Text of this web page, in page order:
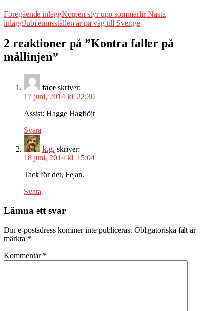
Föregående inläggKorpen styr upp sommarlir!Nästa
inläggJubileumsställen är på väg till Sverige
2 reaktioner på ”Kontra faller på
mållinjen”
face skriver:
17 juni, 2014 kl. 22:30
Assist: Hagge Hagflöjt
Svara
k.g. skriver:
18 juni, 2014 kl. 15:04
Tack för det, Fejan.
Svara
Lämna ett svar
Din e-postadress kommer inte publiceras. Obligatoriska fält är
märkta *
Kommentar *